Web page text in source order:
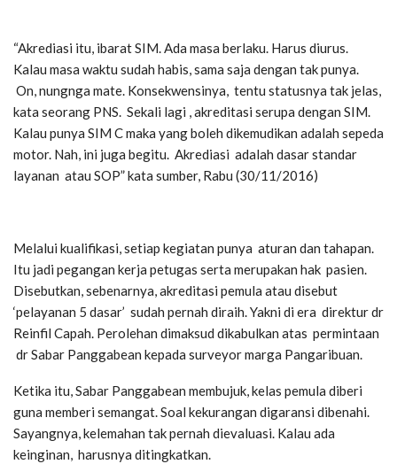
“Akrediasi itu, ibarat SIM. Ada masa berlaku. Harus diurus.
Kalau masa waktu sudah habis, sama saja dengan tak punya.
On, nungnga mate. Konsekwensinya, tentu statusnya tak jelas,
kata seorang PNS. Sekali lagi , akreditasi serupa dengan SIM.
Kalau punya SIM C maka yang boleh dikemudikan adalah sepeda
motor. Nah, ini juga begitu. Akrediasi adalah dasar standar
layanan atau SOP” kata sumber, Rabu (30/11/2016)
Melalui kualifikasi, setiap kegiatan punya aturan dan tahapan.
Itu jadi pegangan kerja petugas serta merupakan hak pasien.
Disebutkan, sebenarnya, akreditasi pemula atau disebut
‘pelayanan 5 dasar’ sudah pernah diraih. Yakni di era direktur dr
Reinfil Capah. Perolehan dimaksud dikabulkan atas permintaan
dr Sabar Panggabean kepada surveyor marga Pangaribuan.
Ketika itu, Sabar Panggabean membujuk, kelas pemula diberi
guna memberi semangat. Soal kekurangan digaransi dibenahi.
Sayangnya, kelemahan tak pernah dievaluasi. Kalau ada
keinginan, harusnya ditingkatkan.